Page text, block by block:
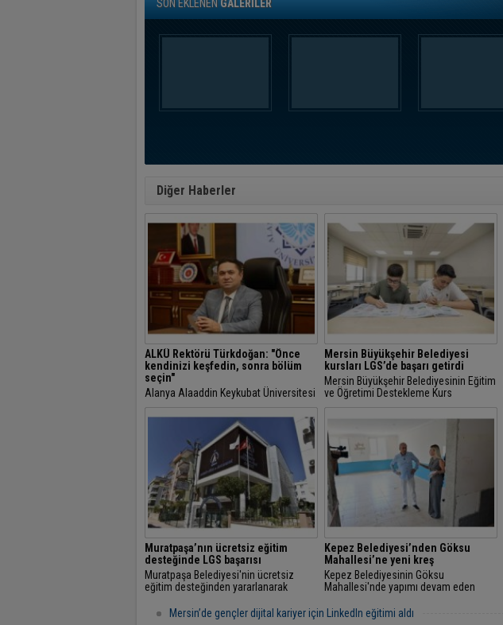
SON EKLENEN GALERİLER
Diğer Haberler
ALKÜ Rektörü Türkdoğan: "Önce
kendinizi keşfedin, sonra bölüm
seçin"
Alanya Alaaddin Keykubat Üniversitesi
Rektörü Prof. Dr. Kenan Ahmet
Türkdoğan, televizyonda yayınlanan
"Tercih Rehberi" programında tercih
yapacak üniversite...
Mersin Büyükşehir Belediyesi
kursları LGS’de başarı getirdi
Mersin Büyükşehir Belediyesinin Eğitim
ve Öğretimi Destekleme Kurs
Merkezlerinde LGS'ye hazırlanan
öğrenciler, 2026 yerleştirme
Muratpaşa’nın ücretsiz eğitim
desteğinde LGS başarısı
Muratpaşa Belediyesi'nin ücretsiz
eğitim desteğinden yararlanarak
hazırlanan öğrenciler, Antalya'nın
Kepez Belediyesi’nden Göksu
Mahallesi’ne yeni kreş
Kepez Belediyesinin Göksu
Mahallesi'nde yapımı devam eden
Bakımevi'nde sona gelindi.
Mersin’de gençler dijital kariyer için LinkedIn eğitimi aldı